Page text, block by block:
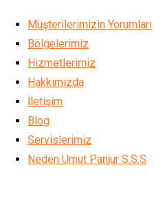
Müşterilerimizin Yorumları
Bölgelerimiz
Hizmetlerimiz
Hakkımızda
İletişim
Blog
Servislerimiz
Neden Umut Panjur S.S.S